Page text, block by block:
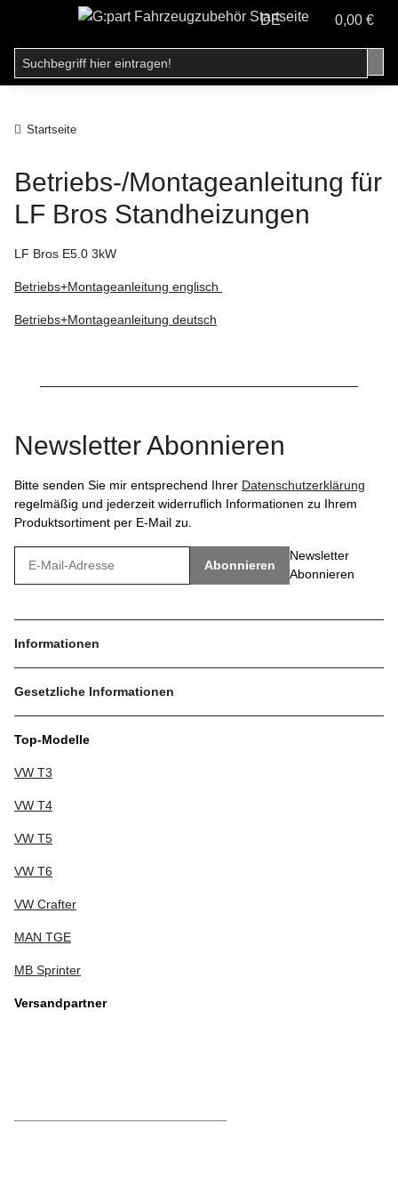
DE 0,00 €
Startseite
Betriebs-/Montageanleitung für
LF Bros Standheizungen
LF Bros E5.0 3kW
Betriebs+Montageanleitung englisch
Betriebs+Montageanleitung deutsch
Newsletter Abonnieren
Bitte senden Sie mir entsprechend Ihrer Datenschutzerklärung
regelmäßig und jederzeit widerruflich Informationen zu Ihrem
Produktsortiment per E-Mail zu.
Abonnieren
Newsletter
Abonnieren
Informationen
Gesetzliche Informationen
Top-Modelle
VW T3
VW T4
VW T5
VW T6
VW Crafter
MAN TGE
MB Sprinter
Versandpartner